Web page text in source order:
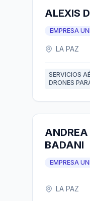
ALEXIS
EMPRESA
LA PAZ
SERVICIOS
DRONES
BADANI
EMPRESA
LA PAZ